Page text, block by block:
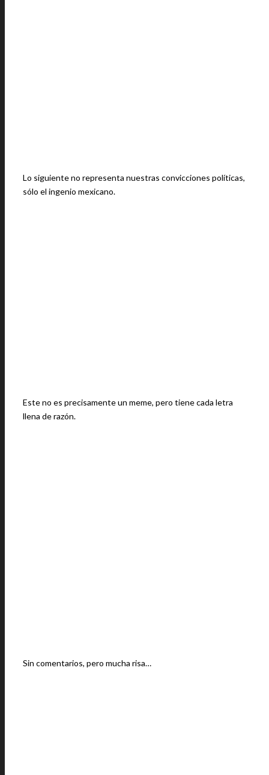
Lo siguiente no representa nuestras convicciones políticas,
sólo el ingenio mexicano.
Este no es precisamente un meme, pero tiene cada letra
llena de razón.
Sin comentarios, pero mucha risa…